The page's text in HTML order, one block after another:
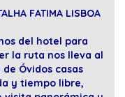
FATIMA LISBOA
del hotel para
la ruta nos lleva al
Óvidos casas
y tiempo libre,